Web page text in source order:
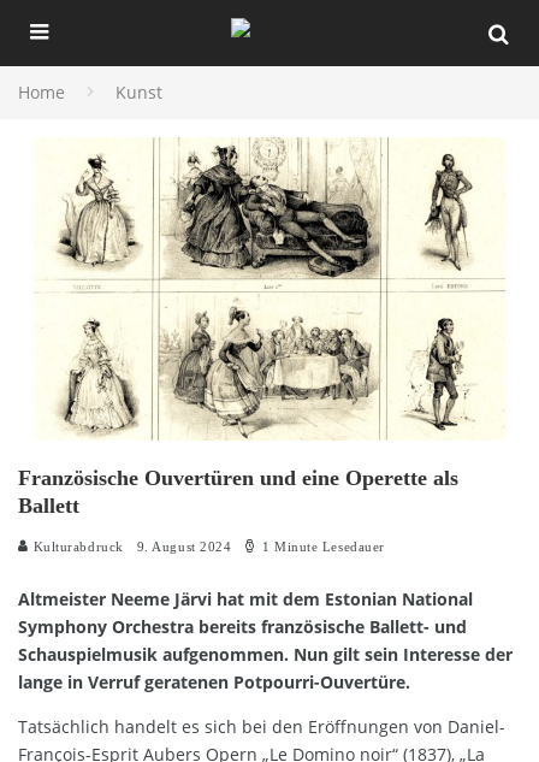
Home Kunst
Französische Ouvertüren und eine Operette als
Ballett
Kulturabdruck 9. August 2024 1 Minute Lesedauer
Altmeister Neeme Järvi hat mit dem Estonian National
Symphony Orchestra bereits französische Ballett- und
Schauspielmusik aufgenommen. Nun gilt sein Interesse der
lange in Verruf geratenen Potpourri-Ouvertüre.
Tatsächlich handelt es sich bei den Eröffnungen von Daniel-
François-Esprit Aubers Opern „Le Domino noir“ (1837), „La